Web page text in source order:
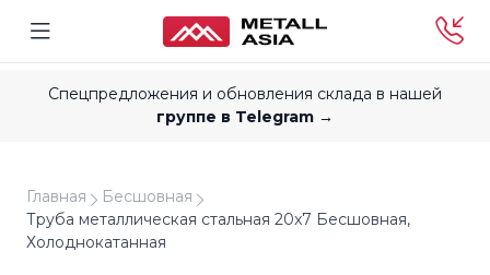
Спецпредложения и обновления склада в нашей
группе в Telegram →
Главная
Бесшовная
Труба металлическая стальная 20x7 Бесшовная,
Холоднокатанная